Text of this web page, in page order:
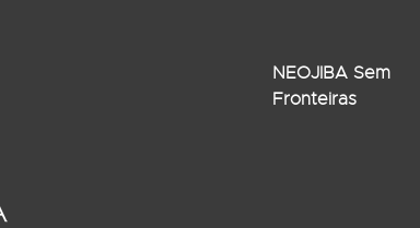
NEOJIBA Sem
Fronteiras